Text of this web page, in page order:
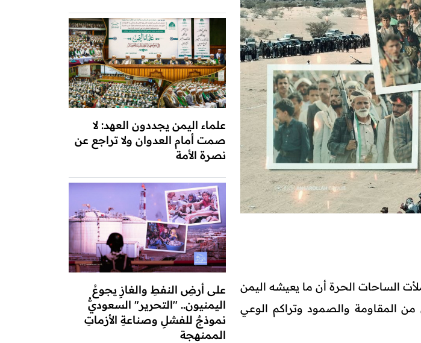
ملأت الساحات الحرة أن ما يعيشه اليمن
المقاومة والصمود وتراكم الوعي
علماء اليمن يجددون العهد: لا
صمت أمام العدوان ولا تراجع عن
نصرة الأمة
على أرضِ النفطِ والغازِ يجوعُ
اليمنيون.. "التحرير" السعوديُّ
نموذجٌ للفشلِ وصناعةِ الأزماتِ
الممنهجة